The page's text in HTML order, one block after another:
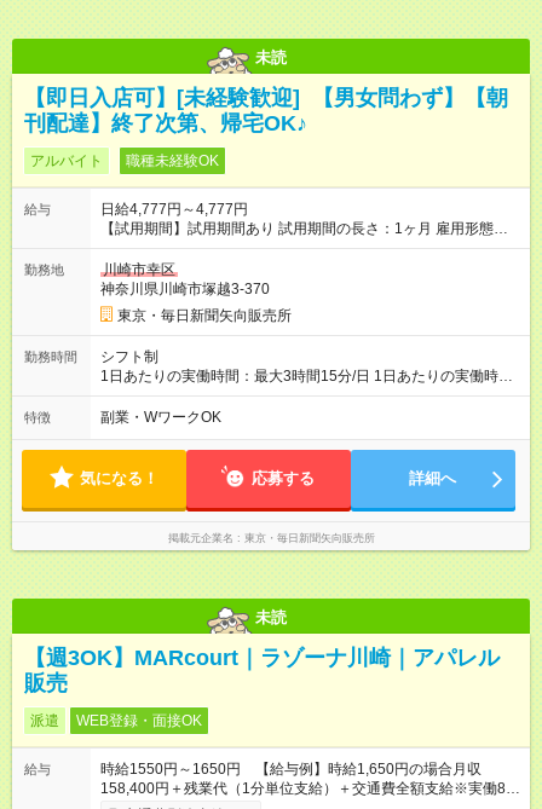
未読
【即日入店可】[未経験歓迎] 【男女問わず】【朝
刊配達】終了次第、帰宅OK♪
アルバイト 職種未経験OK
給与
日給4,777円～4,777円
【試用期間】試用期間あり 試用期間の長さ：1ヶ月 雇用形態、
給与は本採用時と同じです。
勤務地
川崎市幸区
神奈川県川崎市塚越3-370
東京・毎日新聞矢向販売所
勤務時間
シフト制
1日あたりの実働時間：最大3時間15分/日 1日あたりの実働時
間：3.25時間 シフト例 ・ＡM0時１５分～3時30分※早く終わっ
ても日給保障
特徴 副業・WワークOK
気になる！ 応募する 詳細へ
掲載元企業名 東京・毎日新聞矢向販売所
未読
【週3OK】MARcourt｜ラゾーナ川崎｜アパレル
販売
派遣 WEB登録・面接OK
給与
時給1550円～1650円 【給与例】時給1,650円の場合月収
158,400円＋残業代（1分単位支給）＋交通費全額支給※実働8時